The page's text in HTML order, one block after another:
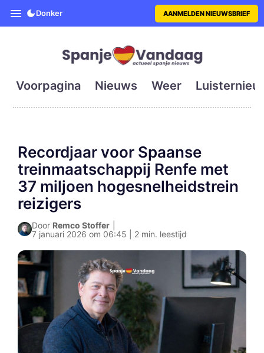
SpanjeVandaag is de eerste
Donker AANMELDEN NIEUWSBRIEF
Voorpagina Nieuws Weer
Recordjaar voor Spaanse
treinmaatschappij Renfe met
37 miljoen hogesnelheidstrein
reizigers
Door Remco Stoffer
7 januari 2026 om 06:45 | 2 min. leestijd